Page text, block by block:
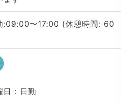
:09:00〜17:00 (休憩時間: 60
日 : 日勤